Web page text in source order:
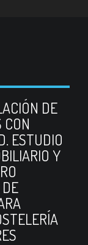
DE
CON
ESTUDIO
Y